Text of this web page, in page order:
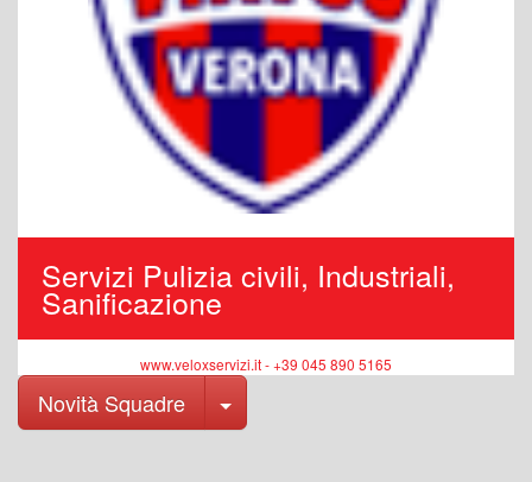
Servizi Pulizia civili, Industriali,
Sanificazione
www.veloxservizi.it - +39 045 890 5165
Novità Squadre Toggle Dropdown